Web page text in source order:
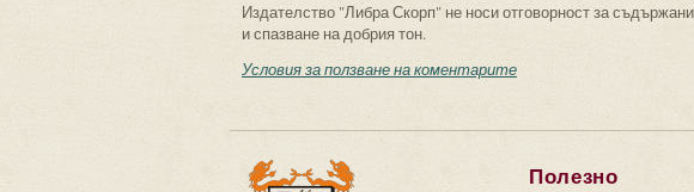
Издателство "Либра Скорп" не носи отговорност за
и спазване на добрия тон.
Условия за ползване на коментарите
Полезно